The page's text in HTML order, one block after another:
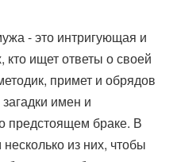
- это интригующая и
кто ищет ответы о своей
примет и обрядов
имен и
предстоящем браке. В
из них, чтобы